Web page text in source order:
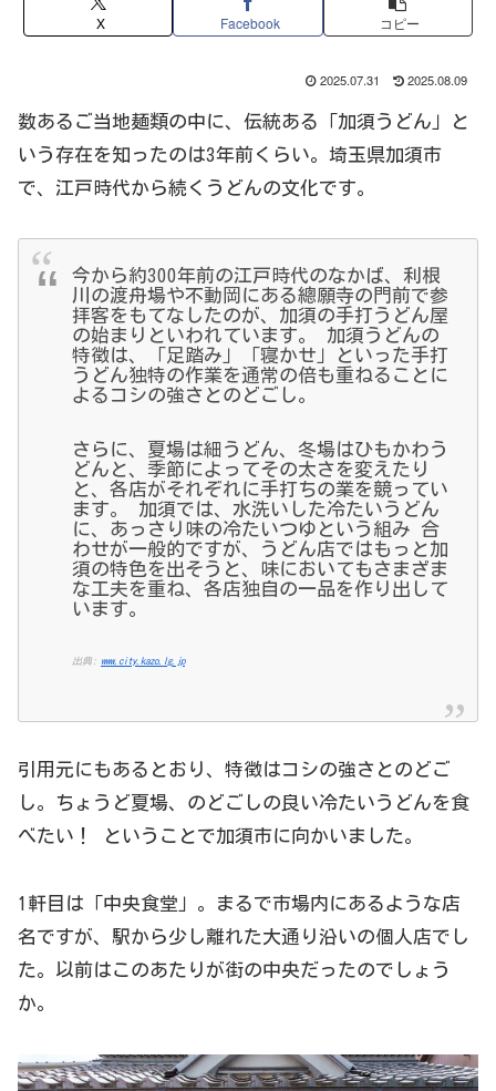
X Facebook コピー
2025.07.31 2025.08.09
数あるご当地麺類の中に、伝統ある「加須うどん」と
いう存在を知ったのは3年前くらい。埼玉県加須市
で、江戸時代から続くうどんの文化です。
今から約300年前の江戸時代のなかば、利根
川の渡舟場や不動岡にある總願寺の門前で参
拝客をもてなしたのが、加須の手打うどん屋
の始まりといわれています。 加須うどんの
特徴は、「足踏み」「寝かせ」といった手打
うどん独特の作業を通常の倍も重ねることに
よるコシの強さとのどごし。
さらに、夏場は細うどん、冬場はひもかわう
どんと、季節によってその太さを変えたり
と、各店がそれぞれに手打ちの業を競ってい
ます。 加須では、水洗いした冷たいうどん
に、あっさり味の冷たいつゆという組み 合
わせが一般的ですが、うどん店ではもっと加
須の特色を出そうと、味においてもさまざま
な工夫を重ね、各店独自の一品を作り出して
います。
出典: www.city.kazo.lg.jp
引用元にもあるとおり、特徴はコシの強さとのどご
し。ちょうど夏場、のどごしの良い冷たいうどんを食
べたい！ ということで加須市に向かいました。
1軒目は「中央食堂」。まるで市場内にあるような店
名ですが、駅から少し離れた大通り沿いの個人店でし
た。以前はこのあたりが街の中央だったのでしょう
か。